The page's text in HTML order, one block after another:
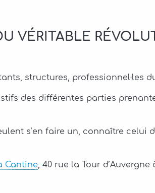
VÉRITABLE
structures, professionnel·les
des différentes parties
s’en faire un, connaître celui
Cantine, 40 rue la Tour